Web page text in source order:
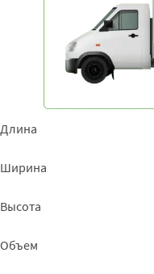
Длина
Ширина
Высота
Объем